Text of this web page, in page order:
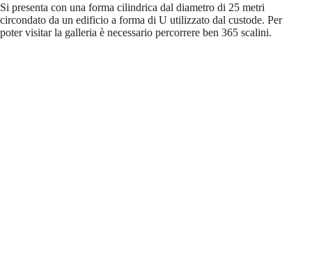
Si presenta con una forma cilindrica dal diametro di 25 metri
circondato da un edificio a forma di U utilizzato dal custode. Per
poter visitar la galleria è necessario percorrere ben 365 scalini.